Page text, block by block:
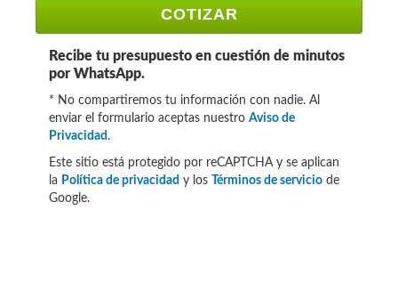
COTIZAR
Recibe tu presupuesto en cuestión de minutos
por WhatsApp.
* No compartiremos tu información con nadie. Al
enviar el formulario aceptas nuestro Aviso de
Privacidad .
Este sitio está protegido por reCAPTCHA y se aplican
la Política de privacidad y los Términos de servicio de
Google.